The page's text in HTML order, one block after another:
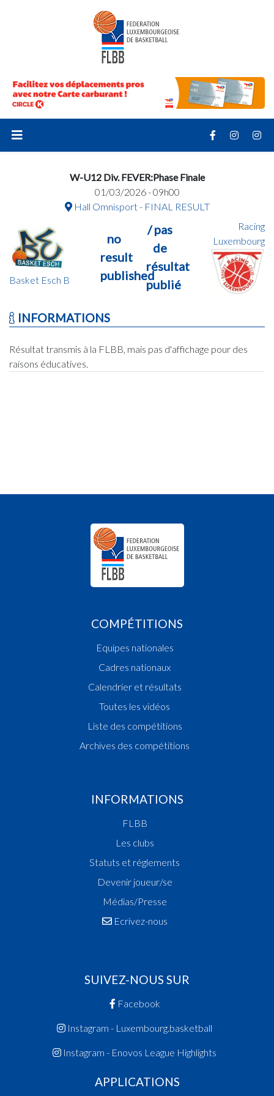
W-U12 Div. FEVER:Phase Finale
01/03/2026 - 09h00
Hall Omnisport - FINAL RESULT
Basket Esch B
no
result
published
/ pas
de
résultat
publié
Racing
Luxembourg
INFORMATIONS
Résultat transmis à la FLBB, mais pas d'affichage pour des
raisons éducatives.
COMPÉTITIONS
Equipes nationales
Cadres nationaux
Calendrier et résultats
Toutes les vidéos
Liste des compétitions
Archives des compétitions
INFORMATIONS
FLBB
Les clubs
Statuts et réglements
Devenir joueur/se
Médias/Presse
Ecrivez-nous
SUIVEZ-NOUS SUR
Facebook
Instagram - Luxembourg.basketball
Instagram - Enovos League Highlights
APPLICATIONS